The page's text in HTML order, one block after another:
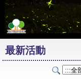
最新活動
活動花絮
課程一覽表
志工與社團
最新活動